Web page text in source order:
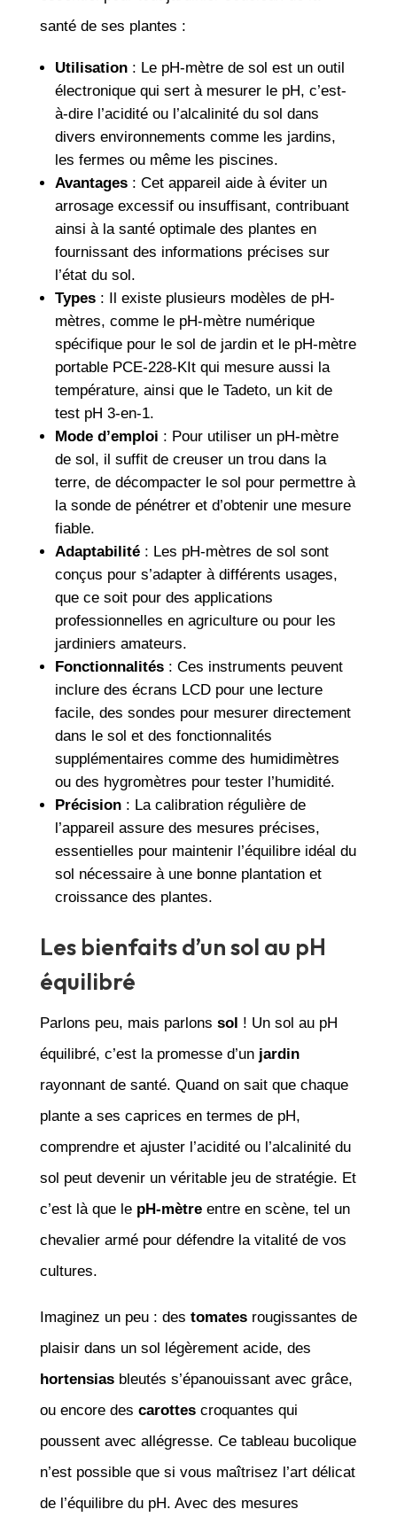
santé de ses plantes :
Utilisation: Le pH-mètre de sol est un outil
électronique qui sert à mesurer le pH, c’est-
à-dire l’acidité ou l’alcalinité du sol dans
divers environnements comme les jardins,
les fermes ou même les piscines.
Avantages: Cet appareil aide à éviter un
arrosage excessif ou insuffisant, contribuant
ainsi à la santé optimale des plantes en
fournissant des informations précises sur
l’état du sol.
Types: Il existe plusieurs modèles de pH-
mètres, comme le pH-mètre numérique
spécifique pour le sol de jardin et le pH-mètre
portable PCE-228-KIt qui mesure aussi la
température, ainsi que le Tadeto, un kit de
test pH 3-en-1.
Mode d’emploi : Pour utiliser un pH-mètre
de sol, il suffit de creuser un trou dans la
terre, de décompacter le sol pour permettre à
la sonde de pénétrer et d’obtenir une mesure
fiable.
Adaptabilité: Les pH-mètres de sol sont
conçus pour s’adapter à différents usages,
que ce soit pour des applications
professionnelles en agriculture ou pour les
jardiniers amateurs.
Fonctionnalités: Ces instruments peuvent
inclure des écrans LCD pour une lecture
facile, des sondes pour mesurer directement
dans le sol et des fonctionnalités
supplémentaires comme des humidimètres
ou des hygromètres pour tester l’humidité.
Précision: La calibration régulière de
l’appareil assure des mesures précises,
essentielles pour maintenir l’équilibre idéal du
sol nécessaire à une bonne plantation et
croissance des plantes.
Les bienfaits d’un sol au pH
équilibré
Parlons peu, mais parlons sol ! Un sol au pH
équilibré, c’est la promesse d’un jardin
rayonnant de santé. Quand on sait que chaque
plante a ses caprices en termes de pH,
comprendre et ajuster l’acidité ou l’alcalinité du
sol peut devenir un véritable jeu de stratégie. Et
c’est là que le pH-mètreentre en scène, tel un
chevalier armé pour défendre la vitalité de vos
cultures.
Imaginez un peu : des tomatesrougissantes de
plaisir dans un sol légèrement acide, des
hortensiasbleutés s’épanouissant avec grâce,
ou encore des carottescroquantes qui
poussent avec allégresse. Ce tableau bucolique
n’est possible que si vous maîtrisez l’art délicat
de l’équilibre du pH. Avec des mesures